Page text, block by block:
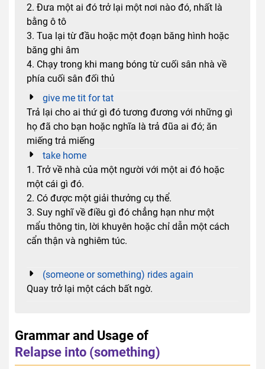
2. Đưa một ai đó trở lại một nơi nào đó, nhất là
bằng ô tô
3. Tua lại từ đầu hoặc một đoạn băng hình hoặc
băng ghi âm
4. Chạy trong khi mang bóng từ cuối sân nhà về
phía cuối sân đối thủ
give me tit for tat
Trả lại cho ai thứ gì đó tương đương với những gì
họ đã cho bạn hoặc nghĩa là trả đũa ai đó; ăn
miếng trả miếng
take home
1. Trở về nhà của một người với một ai đó hoặc
một cái gì đó.
2. Có được một giải thưởng cụ thể.
3. Suy nghĩ về điều gì đó chẳng hạn như một
mẩu thông tin, lời khuyên hoặc chỉ dẫn một cách
cẩn thận và nghiêm túc.
(someone or something) rides again
Quay trở lại một cách bất ngờ.
Grammar and Usage of
Relapse into (something)